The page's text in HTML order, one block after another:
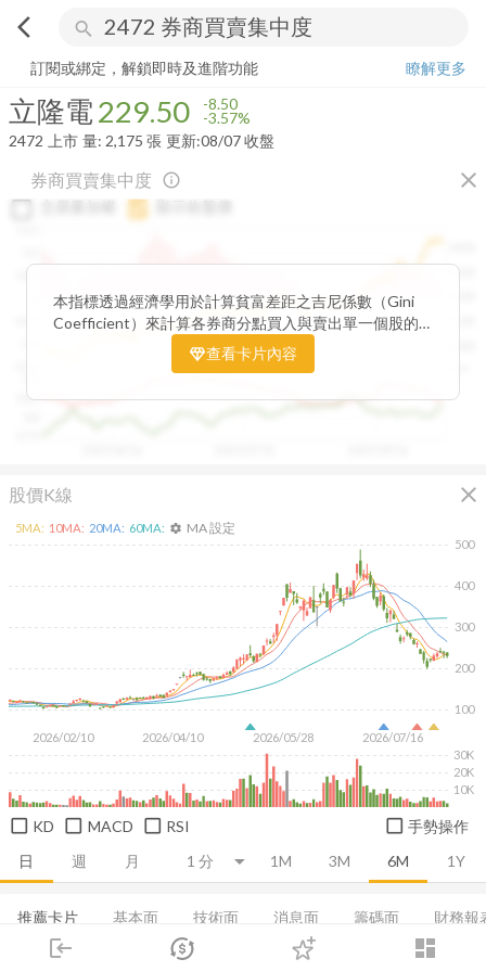
arrow_back_ios search
login dashboard
市場 登入
立隆電 229.50-3.57%
訂閱或綁定，解鎖即時及進階功能
瞭解更多
立隆電229.50 -8.50
-3.57%
2472
上市 量: 2,175 張 更新:08/07 收盤
券商買賣集中度 close
info_outline
1300
0.85
本指標透過經濟學用於計算貧富差距之吉尼係數（Gini
Coefficient）來計算各券商分點買入與賣出單一個股的
集中程度。可做為籌碼面分析的一個重要參考。
查看卡片內容
股價K線 close
日 週 月 1M 3M 6M 1Y
2026/02/10 2026/04/10 2026/05/28 2026/07/16
100
200
300
400
500
10K
20K
30K
5MA: 10MA: 20MA: 60MA: settings MA 設定
KD MACD RSI 手勢操作
推薦卡片 基本面 技術面 消息面 籌碼面 財務報
集保分布 基本概況